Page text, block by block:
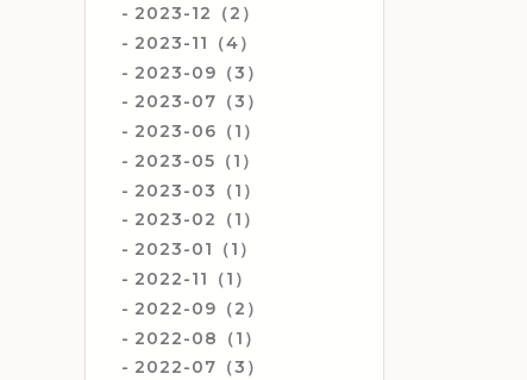
2023-12（2）
2023-11（4）
2023-09（3）
2023-07（3）
2023-06（1）
2023-05（1）
2023-03（1）
2023-02（1）
2023-01（1）
2022-11（1）
2022-09（2）
2022-08（1）
2022-07（3）